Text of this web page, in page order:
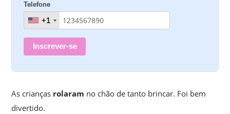
Telefone
+1
+1
Inscrever-se
As crianças rolaram no chão de tanto brincar. Foi bem
divertido.